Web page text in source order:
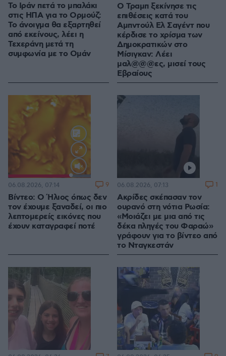
Το Ιράν πετά το μπαλάκι
στις ΗΠΑ για το Ορμούζ:
Το άνοιγμα θα εξαρτηθεί
από εκείνους, λέει η
Τεχεράνη μετά τη
συμφωνία με το Ομάν
O Τραμπ ξεκίνησε τις
επιθέσεις κατά του
Αμπντούλ Ελ Σαγέντ που
κέρδισε το χρίσμα των
Δημοκρατικών στο
Μίσιγκαν: Λέει
μαλ@@@ες, μισεί τους
Εβραίους
Loaded:
100.00%
Βίντεο: Ο Ήλιος όπως δεν
τον έχουμε ξαναδεί, οι πιο
λεπτομερείς εικόνες που
έχουν καταγραφεί ποτέ
06.08.2026, 07:14 9
Ακρίδες σκέπασαν τον
ουρανό στη νότια Ρωσία:
«Μοιάζει με μια από τις
δέκα πληγές του Φαραώ»
γράφουν για το βίντεο από
το Νταγκεστάν
06.08.2026, 07:13 1